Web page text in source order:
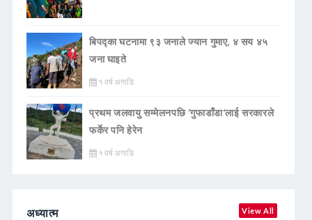
बिपद्का घटनामा ९३ जनाले ज्यान गुमाए, ४ सय ४५
जना घाइते
१ वर्ष अगाडि
प्रथम जलवायु सम्मेलनपछि ‘गुफाडाँडा’लाई सरकारले
फर्केर पनि हेरेन
१ वर्ष अगाडि
अध्यात्म View All